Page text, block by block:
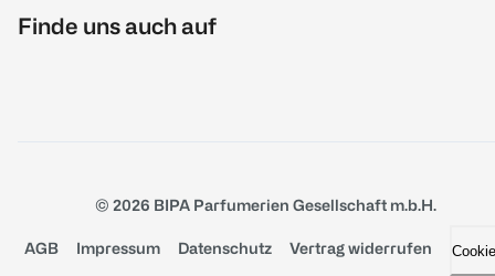
Finde uns auch auf
© 2026 BIPA Parfumerien Gesellschaft m.b.H.
AGB Impressum Datenschutz Vertrag widerrufen